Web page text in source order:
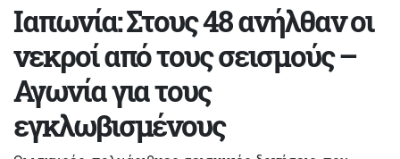
Ιαπωνία: Στους 48 ανήλθαν οι
νεκροί από τους σεισμούς –
Αγωνία για τους
εγκλωβισμένους